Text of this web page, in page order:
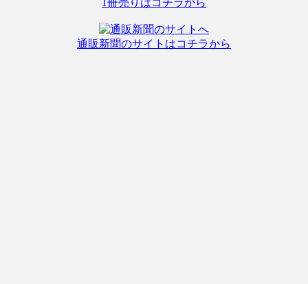
1冊売りはコチラから
通販新聞のサイトはコチラから